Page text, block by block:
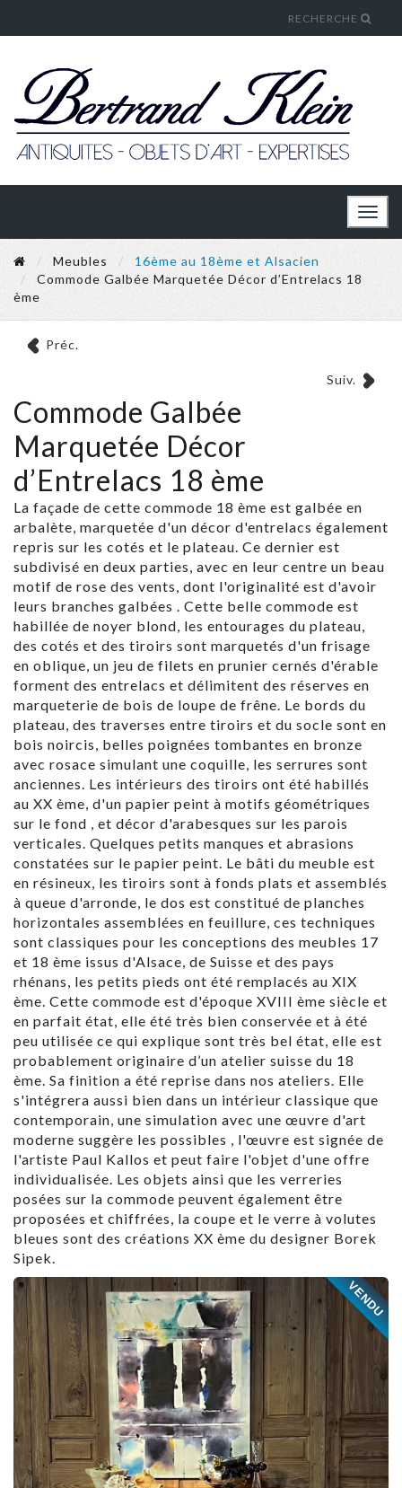
RECHERCHE
Meubles
16ème au 18ème et Alsacien
Commode Galbée Marquetée Décor d’Entrelacs 18
ème
Préc.
Suiv.
Commode Galbée
Marquetée Décor
d’Entrelacs 18 ème
La façade de cette commode 18 ème est galbée en
arbalète, marquetée d'un décor d'entrelacs également
repris sur les cotés et le plateau. Ce dernier est
subdivisé en deux parties, avec en leur centre un beau
motif de rose des vents, dont l'originalité est d'avoir
leurs branches galbées . Cette belle commode est
habillée de noyer blond, les entourages du plateau,
des cotés et des tiroirs sont marquetés d'un frisage
en oblique, un jeu de filets en prunier cernés d'érable
forment des entrelacs et délimitent des réserves en
marqueterie de bois de loupe de frêne. Le bords du
plateau, des traverses entre tiroirs et du socle sont en
bois noircis, belles poignées tombantes en bronze
avec rosace simulant une coquille, les serrures sont
anciennes. Les intérieurs des tiroirs ont été habillés
au XX ème, d'un papier peint à motifs géométriques
sur le fond , et décor d'arabesques sur les parois
verticales. Quelques petits manques et abrasions
constatées sur le papier peint. Le bâti du meuble est
en résineux, les tiroirs sont à fonds plats et assemblés
à queue d'arronde, le dos est constitué de planches
horizontales assemblées en feuillure, ces techniques
sont classiques pour les conceptions des meubles 17
et 18 ème issus d'Alsace, de Suisse et des pays
rhénans, les petits pieds ont été remplacés au XIX
ème. Cette commode est d'époque XVIII ème siècle et
en parfait état, elle été très bien conservée et à été
peu utilisée ce qui explique sont très bel état, elle est
probablement originaire d’un atelier suisse du 18
ème. Sa finition a été reprise dans nos ateliers. Elle
s'intégrera aussi bien dans un intérieur classique que
contemporain, une simulation avec une œuvre d'art
moderne suggère les possibles , l'œuvre est signée de
l'artiste Paul Kallos et peut faire l'objet d'une offre
individualisée. Les objets ainsi que les verreries
posées sur la commode peuvent également être
proposées et chiffrées, la coupe et le verre à volutes
bleues sont des créations XX ème du designer Borek
Sipek.
VENDU